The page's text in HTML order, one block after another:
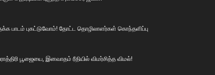
பாடம் புகட்டுவோம்! தோட்ட தொழிலாளர்கள் கொந்தளிப்பு
பூஜையை, இனவாதம் ரீதியில் விமர்சித்த விமல்!